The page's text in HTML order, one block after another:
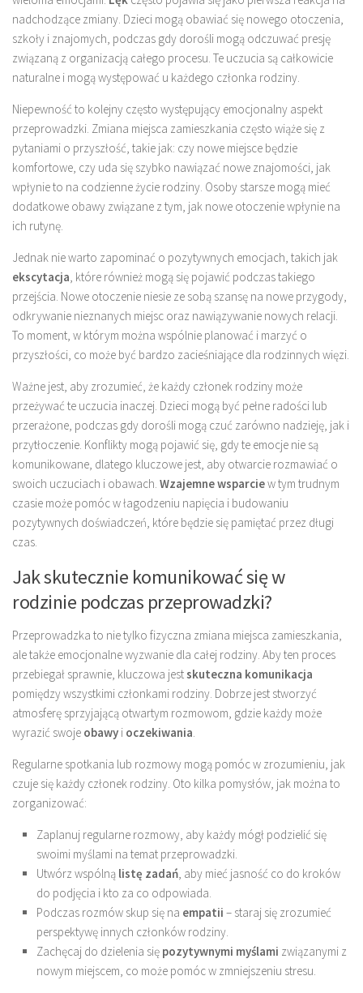
nadchodzące zmiany. Dzieci mogą obawiać się nowego otoczenia,
szkoły i znajomych, podczas gdy dorośli mogą odczuwać presję
związaną z organizacją całego procesu. Te uczucia są całkowicie
naturalne i mogą występować u każdego członka rodziny.
Niepewność to kolejny często występujący emocjonalny aspekt
przeprowadzki. Zmiana miejsca zamieszkania często wiąże się z
pytaniami o przyszłość, takie jak: czy nowe miejsce będzie
komfortowe, czy uda się szybko nawiązać nowe znajomości, jak
wpłynie to na codzienne życie rodziny. Osoby starsze mogą mieć
dodatkowe obawy związane z tym, jak nowe otoczenie wpłynie na
ich rutynę.
Jednak nie warto zapominać o pozytywnych emocjach, takich jak
ekscytacja , które również mogą się pojawić podczas takiego
przejścia. Nowe otoczenie niesie ze sobą szansę na nowe przygody,
odkrywanie nieznanych miejsc oraz nawiązywanie nowych relacji.
To moment, w którym można wspólnie planować i marzyć o
przyszłości, co może być bardzo zacieśniające dla rodzinnych więzi.
Ważne jest, aby zrozumieć, że każdy członek rodziny może
przeżywać te uczucia inaczej. Dzieci mogą być pełne radości lub
przerażone, podczas gdy dorośli mogą czuć zarówno nadzieję, jak i
przytłoczenie. Konflikty mogą pojawić się, gdy te emocje nie są
komunikowane, dlatego kluczowe jest, aby otwarcie rozmawiać o
swoich uczuciach i obawach. Wzajemne wsparciew tym trudnym
czasie może pomóc w łagodzeniu napięcia i budowaniu
pozytywnych doświadczeń, które będzie się pamiętać przez długi
czas.
Jak skutecznie komunikować się w
rodzinie podczas przeprowadzki?
Przeprowadzka to nie tylko fizyczna zmiana miejsca zamieszkania,
ale także emocjonalne wyzwanie dla całej rodziny. Aby ten proces
przebiegał sprawnie, kluczowa jestskuteczna komunikacja
pomiędzy wszystkimi członkami rodziny. Dobrze jest stworzyć
atmosferę sprzyjającą otwartym rozmowom, gdzie każdy może
wyrazić swoje obawy i oczekiwania
Regularne spotkania lub rozmowy mogą pomóc w zrozumieniu, jak
czuje się każdy członek rodziny. Oto kilka pomysłów, jak można to
zorganizować:
Zaplanuj regularne rozmowy, aby każdy mógł podzielić się
swoimi myślami na temat przeprowadzki.
Utwórz wspólną listę zadań , aby mieć jasność co do kroków
do podjęcia i kto za co odpowiada.
Podczas rozmów skup się na empatii – staraj się zrozumieć
perspektywę innych członków rodziny.
Zachęcaj do dzielenia się pozytywnymi myślami związanymi z
nowym miejscem, co może pomóc w zmniejszeniu stresu.